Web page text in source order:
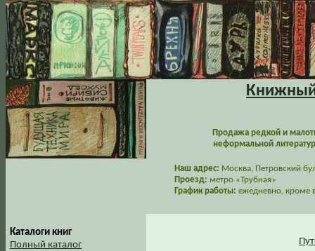
Книжный
Продажа редкой и
неформальной
Наш адрес: Москва, Петровский
Проезд: метро «Трубная»
График работы: ежедневно, кроме
Каталоги книг
Полный каталог